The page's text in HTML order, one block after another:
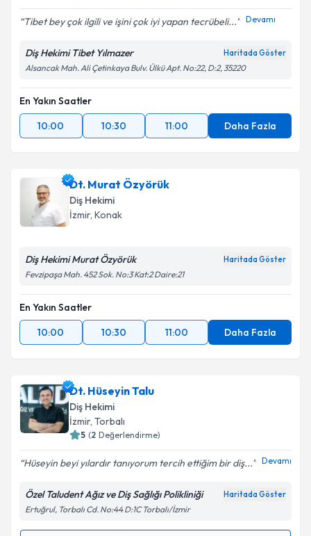
Kişisel verilerimin işlenmesine ilişkin
Aydınlatma
Metni'ni okudum ve kişisel verilerimin belirtilen
kapsamda işlenmesini kabul ediyorum.
Takvim Talebini Gönder
Tibet bey çok ilgili ve işini çok iyi yapan tecrübeli... Devamı
Diş Hekimi Tibet Yılmazer Haritada Göster
Alsancak Mah. Ali Çetinkaya Bulv. Ülkü Apt. No:22, D:2, 35220
En Yakın Saatler
10:00
10:30 11:00 Daha Fazla
Dt. Murat Özyörük
Diş Hekimi
İzmir, Konak
Diş Hekimi Murat Özyörük Haritada Göster
Fevzipaşa Mah. 452 Sok. No:3 Kat:2 Daire:21
En Yakın Saatler
10:00
10:30 11:00 Daha Fazla
Dt. Hüseyin Talu
Diş Hekimi
İzmir, Torbalı
5 (2 Değerlendirme)
Hüseyin beyi yılardır tanıyorum tercih ettiğim bir diş... Devamı
Özel Taludent Ağız ve Diş Sağlığı Polikliniği Haritada Göster
Ertuğrul, Torbalı Cd. No:44 D:1C Torbalı/İzmir